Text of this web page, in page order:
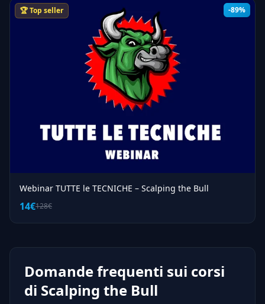
-89%
🏆 Top seller
Webinar TUTTE le TECNICHE – Scalping the Bull
14€128€
Domande frequenti sui corsi
di Scalping the Bull